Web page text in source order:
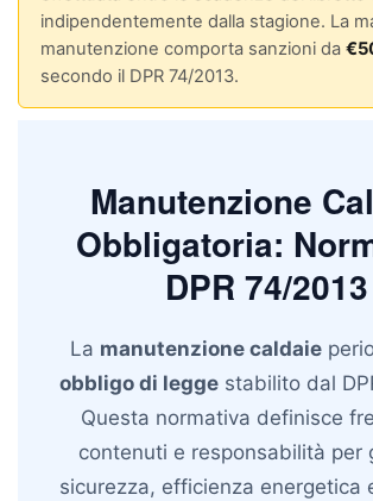
indipendentemente dalla stagione. La
manutenzione comporta sanzioni da
secondo il DPR 74/2013.
Manutenzione
Obbligatoria:
DPR 74/2013
La manutenzione caldaie
obbligo di legge stabilito dal
Questa normativa definisce
contenuti e responsabilità per
sicurezza, efficienza energetica